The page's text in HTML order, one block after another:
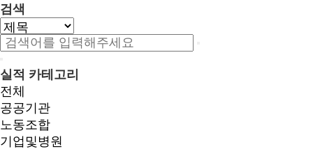
검색
실적 카테고리
전체
공공기관
노동조합
기업및병원